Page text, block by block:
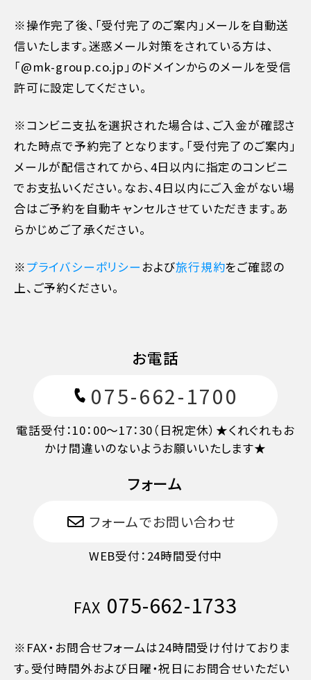
11日目に当たる日以前 無料
7日目に当たる日以降
※操作完了後、「受付完了のご案内」メールを自動送
信いたします。迷惑メール対策をされている方は､
「@mk-group.co.jp」のドメインからのメールを受信
許可に設定してください。
※コンビニ支払を選択された場合は、ご入金が確認さ
れた時点で予約完了となります。「受付完了のご案内」
メールが配信されてから、4日以内に指定のコンビニ
でお支払いください。なお、4日以内にご入金がない場
合はご予約を自動キャンセルさせていただきます。あ
らかじめご了承ください。
※プライバシーポリシーおよび旅行規約をご確認の
上、ご予約ください。
お電話
075-662-1700
電話受付：10：00～17：30（日祝定休）★くれぐれもお
かけ間違いのないようお願いいたします★
フォーム
フォームでお問い合わせ
WEB受付：24時間受付中
FAX 075-662-1733
※FAX・お問合せフォームは24時間受け付けておりま
す。受付時間外および日曜・祝日にお問合せいただい